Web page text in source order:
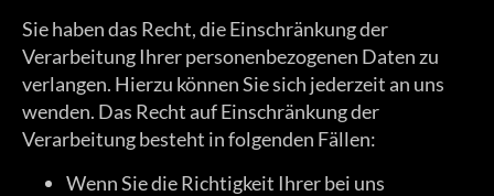
Sie haben das Recht, die Einschränkung der
Verarbeitung Ihrer personenbezogenen Daten zu
verlangen. Hierzu können Sie sich jederzeit an uns
wenden. Das Recht auf Einschränkung der
Verarbeitung besteht in folgenden Fällen:
Wenn Sie die Richtigkeit Ihrer bei uns